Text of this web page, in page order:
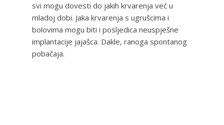
svi mogu dovesti do jakih krvarenja već u
mladoj dobi. Jaka krvarenja s ugrušcima i
bolovima mogu biti i posljedica neuspješne
implantacije jajašca. Dakle, ranoga spontanog
pobačaja.